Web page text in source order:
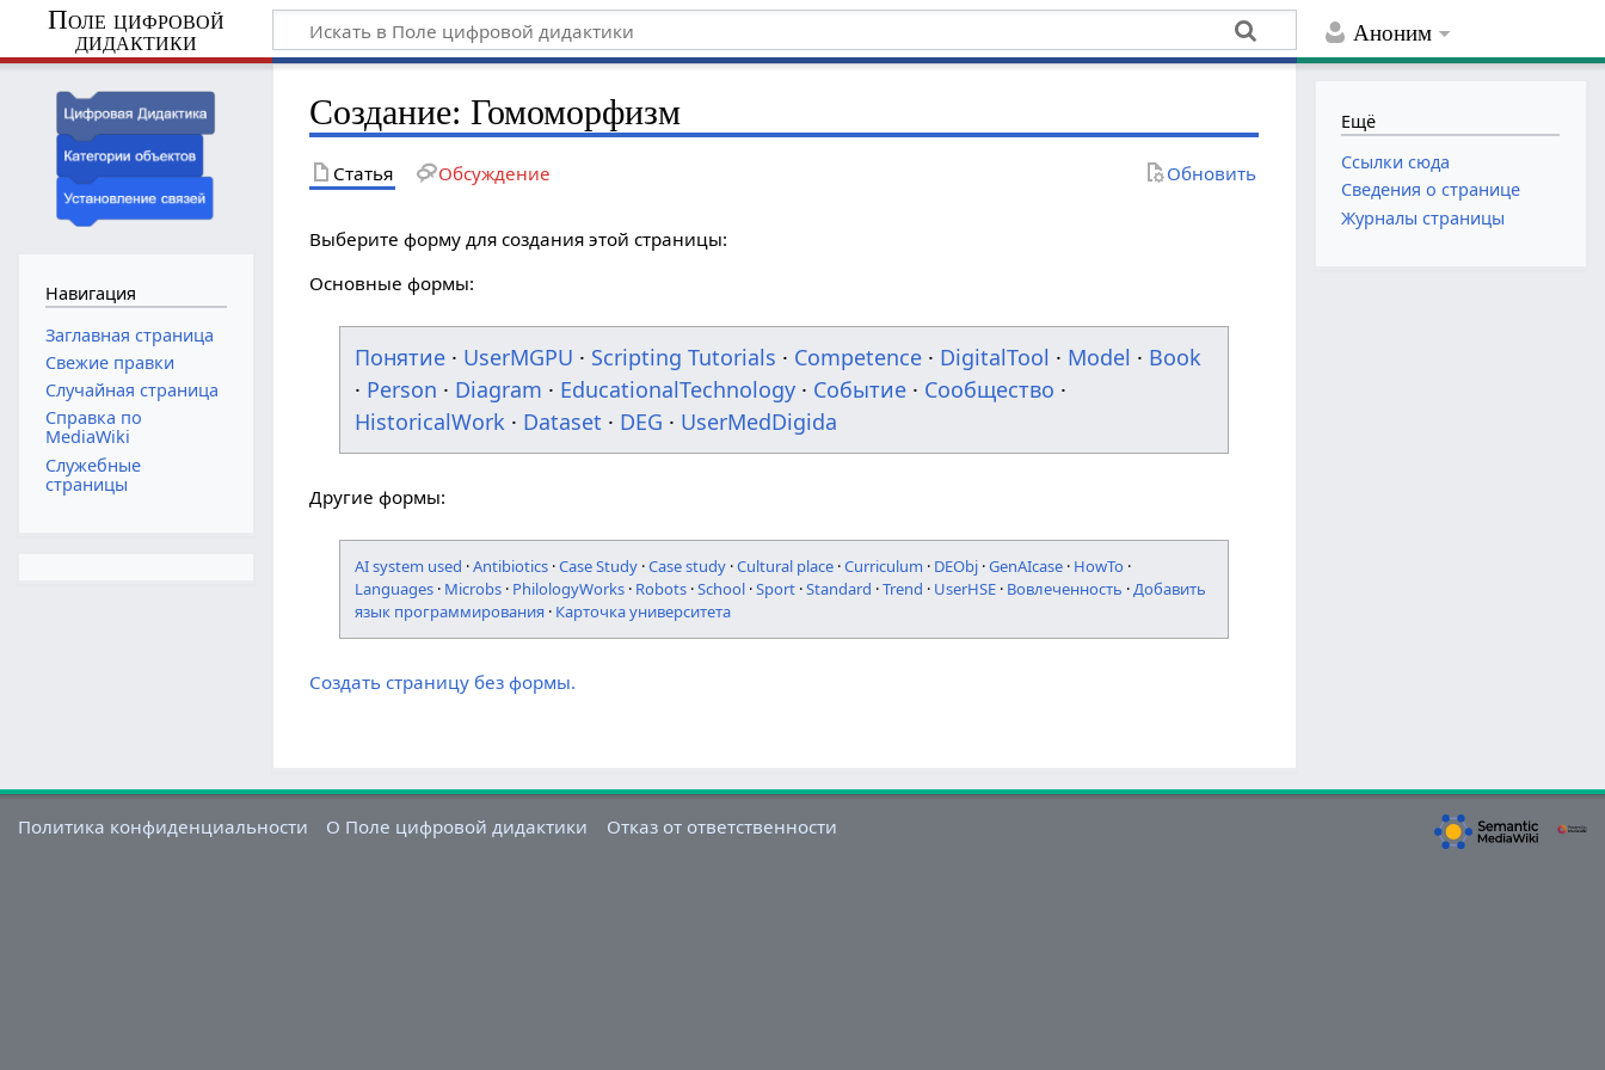
Аноним
Поле цифровой
дидактики
Создание: Гомоморфизм
Статья Обсуждение Обновить
Выберите форму для создания этой страницы:
Основные формы:
Понятие · UserMGPU · Scripting Tutorials · Competence · DigitalTool · Model · Book
· Person · Diagram · EducationalTechnology · Событие · Сообщество ·
HistoricalWork · Dataset · DEG · UserMedDigida
Другие формы:
AI system used ·Antibiotics ·Case Study ·Case study ·Cultural place ·Curriculum · DEObj ·GenAIcase · HowTo ·
Languages · Microbs · PhilologyWorks · Robots ·School ·Sport ·Standard ·Trend · UserHSE · Вовлеченность ·Добавить
язык программирования · Карточка университета
Создать страницу без формы.
Навигация
Заглавная страница
Свежие правки
Случайная страница
Справка по
MediaWiki
Служебные
страницы
Ещё
Ссылки сюда
Сведения о странице
Журналы страницы
Политика конфиденциальности О Поле цифровой дидактики Отказ от ответственности